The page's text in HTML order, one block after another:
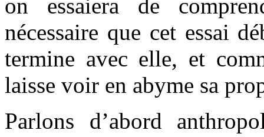
on essaiera de
nécessaire que cet essai
termine avec elle, et
laisse voir en abyme sa
Parlons d’abord